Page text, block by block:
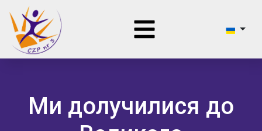
Ми долучилися до